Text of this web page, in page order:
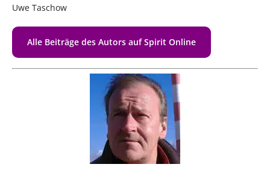
Uwe Taschow
Alle Beiträge des Autors auf Spirit Online